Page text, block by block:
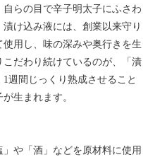
らの目で辛子明太子にふさわ
け込み液には、創業以来守り
用し、味の深みや奥行きを生
だわり続けているのが、「漬
週間じっくり熟成させること
生まれます。
や「酒」などを原材料に使用